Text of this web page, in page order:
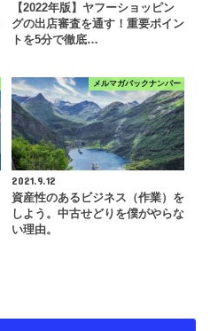
【2022年版】ヤフーショッピン
グの出店審査を通す！重要ポイン
トを5分で徹底…
メルマガバックナンバー
2021.9.12
資産性のあるビジネス（作業）を
しよう。中古せどりを僕がやらな
い理由。